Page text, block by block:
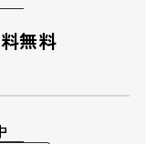
無料